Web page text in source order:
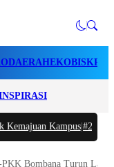
DAERAHEKOBIS
Kampus|#2 -
Bombana Turun